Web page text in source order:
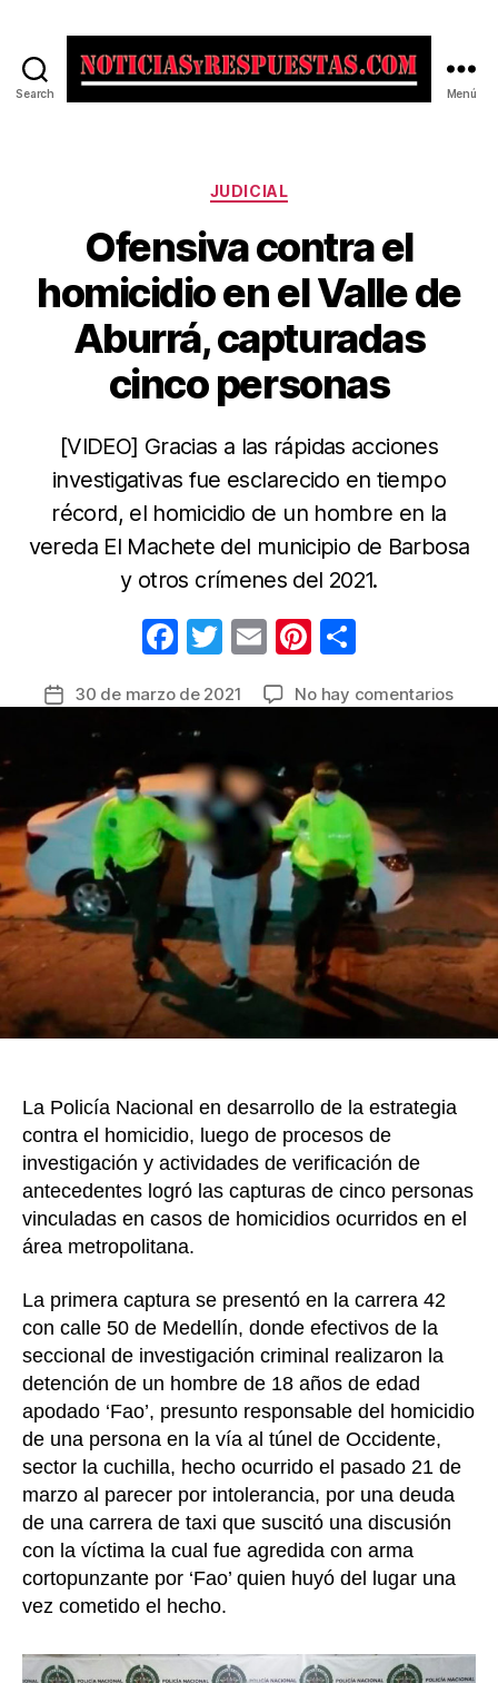
Search Menú
Categorías
JUDICIAL
Ofensiva contra el
homicidio en el Valle de
Aburrá, capturadas
cinco personas
[VIDEO] Gracias a las rápidas acciones
investigativas fue esclarecido en tiempo
récord, el homicidio de un hombre en la
vereda El Machete del municipio de Barbosa
y otros crímenes del 2021.
F
c
e
b
o
o
k
T
itt
E
ail
Pi
er
st
m
ar
tir
Fecha
entrada
30 de marzo de 2021 No hay comentariosen
de
cinco
La Policía Nacional en desarrollo de la estrategia
contra el homicidio, luego de procesos de
investigación y actividades de verificación de
antecedentes logró las capturas de cinco personas
vinculadas en casos de homicidios ocurridos en el
área metropolitana.
La primera captura se presentó en la carrera 42
con calle 50 de Medellín, donde efectivos de la
seccional de investigación criminal realizaron la
detención de un hombre de 18 años de edad
apodado ‘Fao’, presunto responsable del homicidio
de una persona en la vía al túnel de Occidente,
sector la cuchilla, hecho ocurrido el pasado 21 de
marzo al parecer por intolerancia, por una deuda
de una carrera de taxi que suscitó una discusión
con la víctima la cual fue agredida con arma
cortopunzante por ‘Fao’ quien huyó del lugar una
vez cometido el hecho.